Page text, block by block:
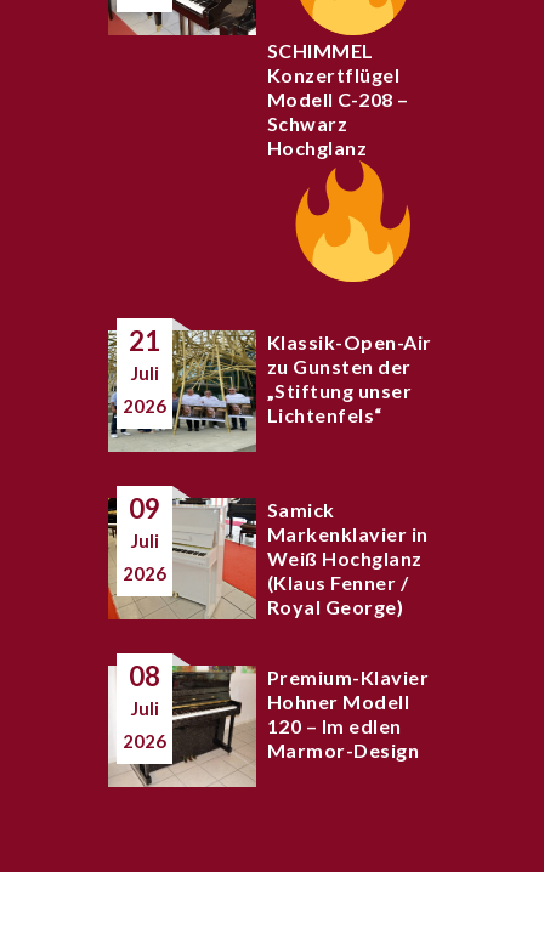
SCHIMMEL
Konzertflügel
Modell C-208 –
Schwarz
Hochglanz
21
Juli
2026
Klassik-Open-Air
zu Gunsten der
„Stiftung unser
Lichtenfels“
09
Juli
2026
Samick
Markenklavier in
Weiß Hochglanz
(Klaus Fenner /
Royal George)
08
Juli
2026
Premium-Klavier
Hohner Modell
120 – Im edlen
Marmor-Design